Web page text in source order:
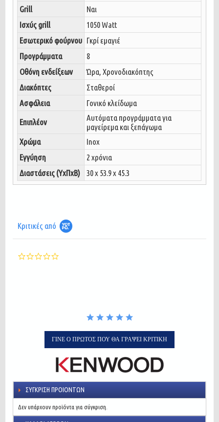
Grill
Ναι
Ισχύς grill
1050 Watt
Εσωτερικό φούρνου Γκρί εμαγιέ
Προγράμματα
8
Οθόνη ενδείξεων
Ώρα, Χρονοδιακόπτης
Διακόπτες
Σταθεροί
Ασφάλεια
Γονικό κλείδωμα
Επιπλέον
Aυτόματα προγράμματα για
μαγείρεμα και ξεπάγωμα
Χρώμα
Inox
Εγγύηση
2 χρόνια
Διαστάσεις (ΥxΠxΒ)
30 x 53.9 x 45.3
Κριτικές από
ΓΊΝΕ Ο ΠΡΏΤΟΣ ΠΟΥ ΘΑ ΓΡΆΨΕΙ ΚΡΙΤΙΚΉ
ΣΎΓΚΡΙΣΗ ΠΡΟΙΌΝΤΩΝ
Δεν υπάρχουν προϊόντα για σύγκριση.